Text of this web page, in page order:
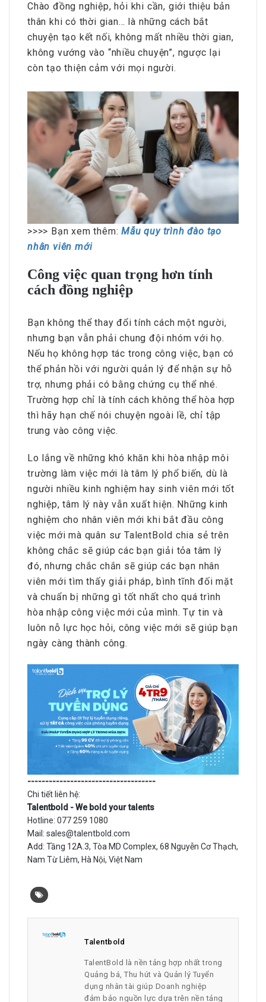
Chào đồng nghiệp, hỏi khi cần, giới thiệu bản
thân khi có thời gian… là những cách bắt
chuyện tạo kết nối, không mất nhiều thời gian,
không vướng vào “nhiều chuyện”, ngược lại
còn tạo thiện cảm với mọi người.
>>>> Bạn xem thêm:Mẫu quy trình đào tạo
nhân viên mới
Công việc quan trọng hơn tính
cách đồng nghiệp
Bạn không thể thay đổi tính cách một người,
nhưng bạn vẫn phải chung đội nhóm với họ.
Nếu họ không hợp tác trong công việc, bạn có
thể phản hồi với người quản lý để nhận sự hỗ
trợ, nhưng phải có bằng chứng cụ thể nhé.
Trường hợp chỉ là tính cách không thể hòa hợp
thì hãy hạn chế nói chuyện ngoài lề, chỉ tập
trung vào công việc.
Lo lắng về những khó khăn khi hòa nhập môi
trường làm việc mới là tâm lý phổ biến, dù là
người nhiều kinh nghiệm hay sinh viên mới tốt
nghiệp, tâm lý này vẫn xuất hiện. Những kinh
nghiệm cho nhân viên mới khi bắt đầu công
việc mới mà quân sư TalentBold chia sẻ trên
không chắc sẽ giúp các bạn giải tỏa tâm lý
đó, nhưng chắc chắn sẽ giúp các bạn nhân
viên mới tìm thấy giải pháp, bình tĩnh đối mặt
và chuẩn bị những gì tốt nhất cho quá trình
hòa nhập công việc mới của mình. Tự tin và
luôn nỗ lực học hỏi, công việc mới sẽ giúp bạn
ngày càng thành công.
------------------------------------
Chi tiết liên hệ:
Talentbold - We bold your talents
Hotline: 077 259 1080
Mail: sales@talentbold.com
Add: Tầng 12A.3, Tòa MD Complex, 68 Nguyễn Cơ Thạch,
Nam Từ Liêm, Hà Nội, Việt Nam
Talentbold
TalentBold là nền tảng hợp nhất trong
Quảng bá, Thu hút và Quản lý Tuyển
dụng nhân tài giúp Doanh nghiệp
đảm bảo nguồn lực dựa trên nền tảng